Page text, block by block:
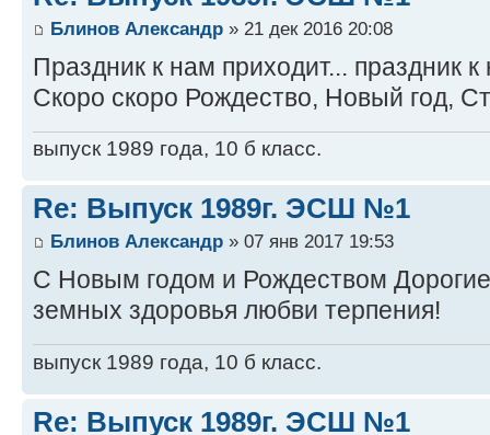
Блинов Александр » 21 дек 2016 20:08
Праздник к нам приходит... праздник
Скоро скоро Рождество, Новый год,
выпуск 1989 года, 10 б класс.
Re: Выпуск 1989г. ЭСШ №1
Блинов Александр » 07 янв 2017 19:53
С Новым годом и Рождеством
земных здоровья любви терпения!
выпуск 1989 года, 10 б класс.
Re: Выпуск 1989г. ЭСШ №1